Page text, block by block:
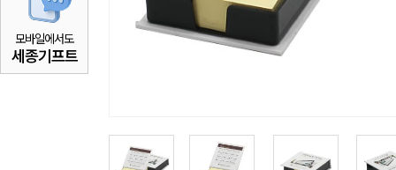
모바일에서도
세종기프트